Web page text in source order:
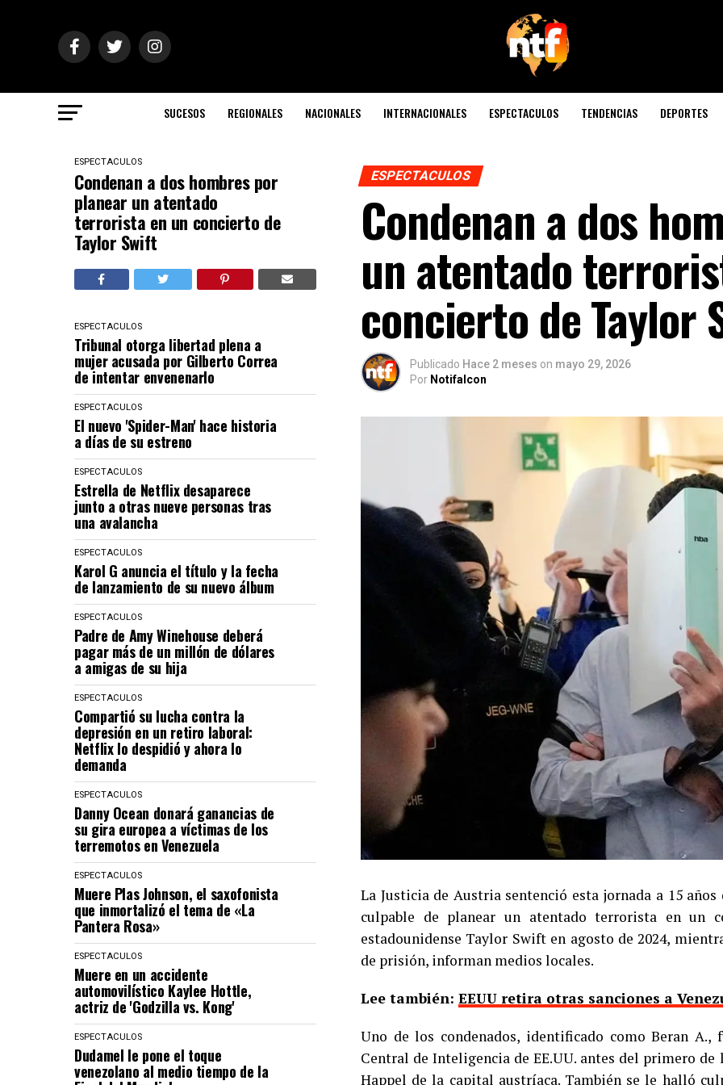
SUCESOS REGIONALES NACIONALES INTERNACIONALES ESPECTACULOS TENDENCIAS DEPORTES
ESPECTACULOS
Condenan a dos hombres por
planear un atentado
terrorista en un concierto de
Taylor Swift
ESPECTACULOS
Tribunal otorga libertad plena a
mujer acusada por Gilberto Correa
de intentar envenenarlo
ESPECTACULOS
El nuevo 'Spider-Man' hace historia
a días de su estreno
ESPECTACULOS
Estrella de Netflix desaparece
junto a otras nueve personas tras
una avalancha
ESPECTACULOS
Karol G anuncia el título y la fecha
de lanzamiento de su nuevo álbum
ESPECTACULOS
Padre de Amy Winehouse deberá
pagar más de un millón de dólares
a amigas de su hija
ESPECTACULOS
Compartió su lucha contra la
depresión en un retiro laboral:
Netflix lo despidió y ahora lo
demanda
ESPECTACULOS
Danny Ocean donará ganancias de
su gira europea a víctimas de los
terremotos en Venezuela
ESPECTACULOS
Muere Plas Johnson, el saxofonista
que inmortalizó el tema de «La
Pantera Rosa»
ESPECTACULOS
Muere en un accidente
automovilístico Kaylee Hottle,
actriz de 'Godzilla vs. Kong'
ESPECTACULOS
Dudamel le pone el toque
venezolano al medio tiempo de la
ESPECTACULOS
Condenan a dos
un atentado
concierto de Taylor
Publicado Hace 2 meses on mayo 29, 2026
Por Notifalcon
La Justicia de Austria sentenció esta jornada a 15
culpable de planear un atentado terrorista en un
estadounidense Taylor Swift en agosto de 2024,
de prisión, informan medios locales.
Lee también: EEUU retira otras sanciones a
Uno de los condenados, identificado como Beran
Central de Inteligencia de EE.UU. antes del primero
Happel de la capital austríaca. También se le halló